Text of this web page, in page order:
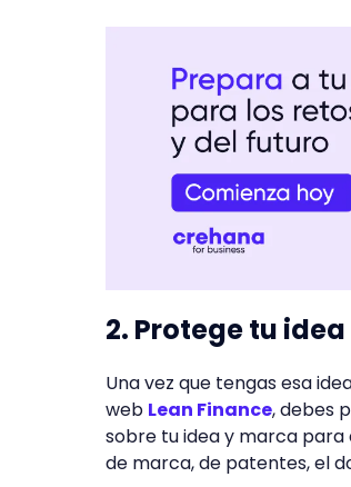
2. Protege tu idea
Una vez que tengas esa
web Lean Finance, debes
sobre tu idea y marca para
de marca, de patentes, el